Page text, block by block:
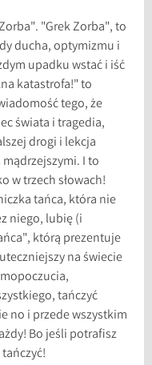
"Grek Zorba", to
ducha, optymizmu i
upadku wstać i iść
katastrofa!" to
tego, że
świata i tragedia,
drogi i lekcja
I to
w trzech słowach!
tańca, która nie
niego, lubię (i
którą prezentuje
na świecie
tańczyć
no i przede wszystkim
Bo jeśli potrafisz